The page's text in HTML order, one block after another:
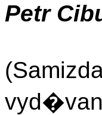
Petr